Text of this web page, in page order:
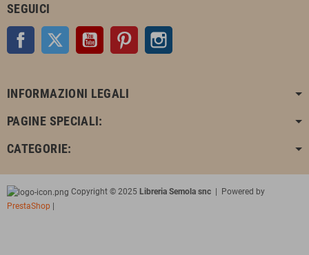
SEGUICI
Facebook Twitter YouTube Pinterest
INFORMAZIONI LEGALI
PAGINE SPECIALI:
CATEGORIE:
Copyright © 2025 Libreria Semola snc | Powered by
PrestaShop |